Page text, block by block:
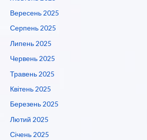
Вересень 2025
Серпень 2025
Липень 2025
Червень 2025
Травень 2025
Квітень 2025
Березень 2025
Лютий 2025
Січень 2025